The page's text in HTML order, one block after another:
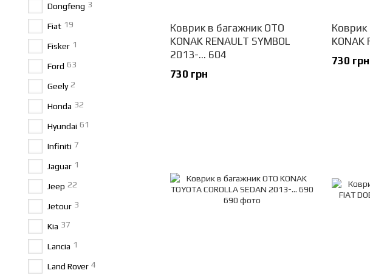
Коврик в багажник OTO
KONAK RENAULT SYMBOL
2013-... 604
730 грн
Коврик
KONAK
730 грн
Dongfeng 3
Fiat 19
Fisker 1
Ford 63
Geely 2
Honda 32
Hyundai 61
Infiniti 7
Jaguar 1
Jeep 22
Jetour 3
Kia 37
Lancia 1
Land Rover 4